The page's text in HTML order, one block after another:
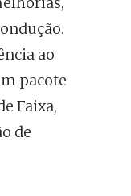
ao
pacote
Faixa,
de